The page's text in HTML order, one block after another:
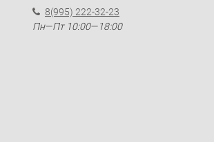
8(995) 222-32-23
Пн—Пт 10:00—18:00